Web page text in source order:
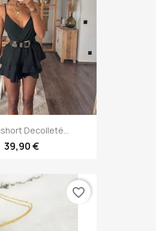
Decolleté...
39,90 €
favorite_border